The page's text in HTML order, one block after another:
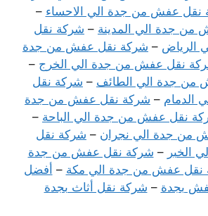
عفش من جدة الي الاحساء–
جدة الي المدينة– شركة نقل
– شركة نقل عفش من جدة
نقل عفش من جدة الي الخرج–
جدة الي الطائف– شركة نقل
– شركة نقل عفش من جدة
نقل عفش من جدة الي الباحة–
جدة الي نجران – شركة نقل
– شركة نقل عفش من جدة
عفش من جدة الي مكة– أفضل
بجدة– شركة نقل أثاث بجدة